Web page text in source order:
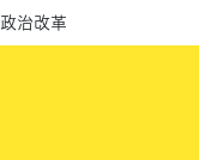
政治改革